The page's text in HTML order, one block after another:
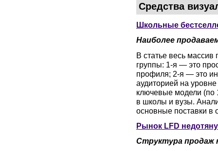
Средства
Школьные
Наиболее
В статье весь
группы: 1-я — это
профиля; 2-я — это
аудиторией на
ключевые модели (по
в школы и вузы.
основные поставки в
Рынок LFD
Структура продаж